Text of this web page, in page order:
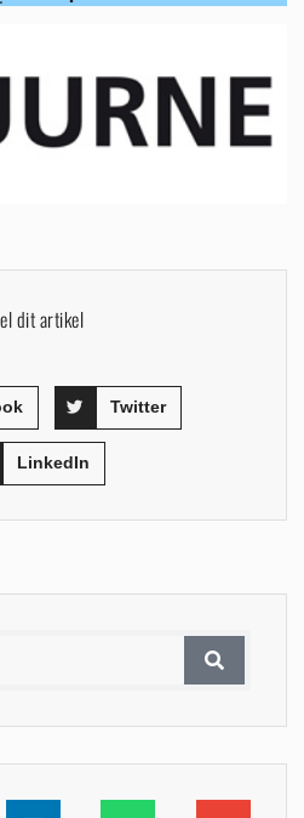
dit artikel
Twitter
LinkedIn